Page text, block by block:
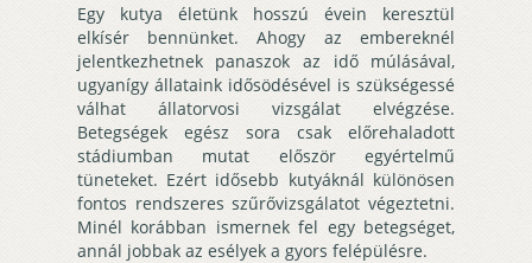
Egy kutya életünk hosszú évein keresztül
elkísér bennünket. Ahogy az embereknél
jelentkezhetnek panaszok az idő múlásával,
ugyanígy állataink idősödésével is szükségessé
válhat állatorvosi vizsgálat elvégzése.
Betegségek egész sora csak előrehaladott
stádiumban mutat először egyértelmű
tüneteket. Ezért idősebb kutyáknál különösen
fontos rendszeres szűrővizsgálatot végeztetni.
Minél korábban ismernek fel egy betegséget,
annál jobbak az esélyek a gyors felépülésre.